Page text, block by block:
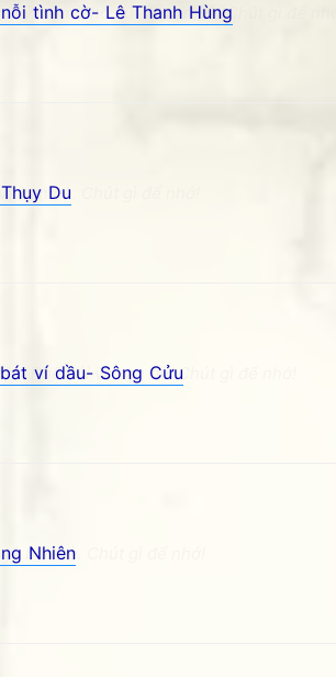
tình cờ- Lê Thanh Hùng
niệm Phố núi và bạn bè. Chút gì để nhớ!
Du
bạn bè. Chút gì để nhớ!
ví dầu- Sông Cửu
Phố núi và bạn bè. Chút gì để nhớ!
Nhiên
bạn bè. Chút gì để nhớ!